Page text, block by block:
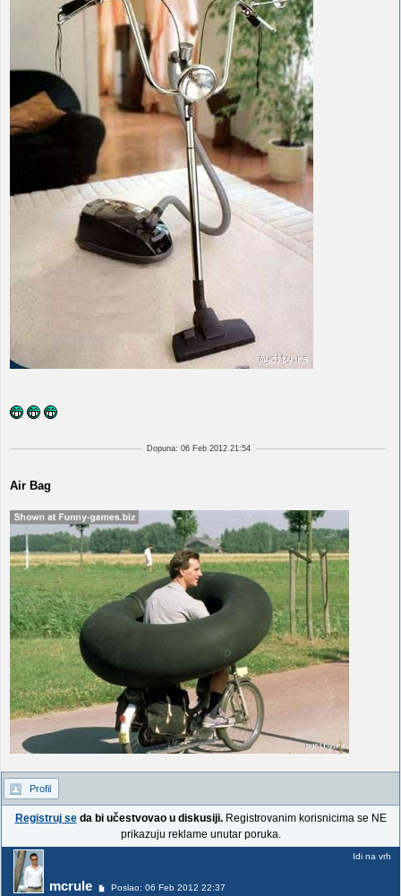
Dopuna: 06 Feb 2012 21:54
Air Bag
Profil
Registruj seda bi učestvovao u diskusiji.Registrovanim korisnicima se NE
prikazuju reklame unutar poruka.
mcrule Poslao: 06 Feb 2012 22:37
Idi na vrh